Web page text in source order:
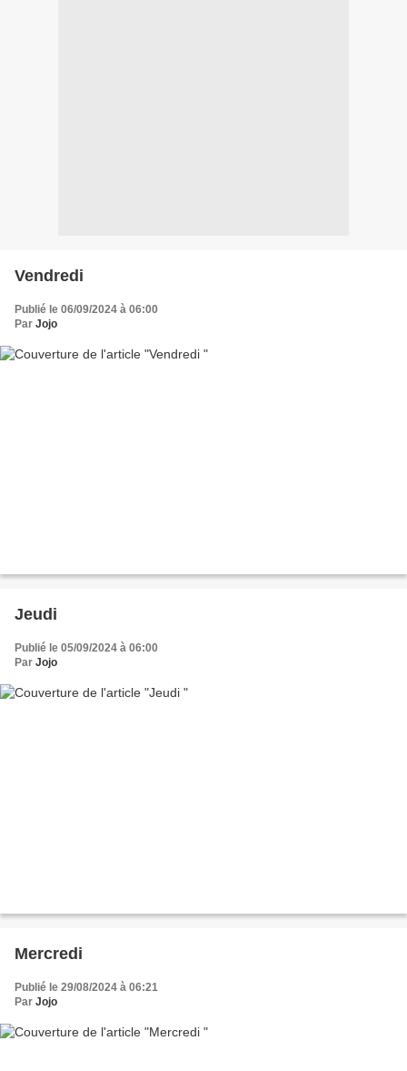
Vendredi
Publié le 06/09/2024 à 06:00
Par Jojo
Jeudi
Publié le 05/09/2024 à 06:00
Par Jojo
Mercredi
Publié le 29/08/2024 à 06:21
Par Jojo